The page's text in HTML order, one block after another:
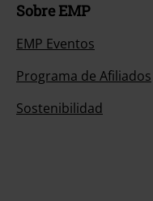
Sobre EMP
EMP Eventos
Programa de Afiliados
Sostenibilidad